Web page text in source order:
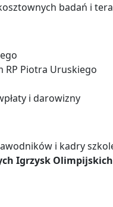
badań i
RP Piotra Uruskiego
i darowizny
i kadry
Igrzysk Olimpijskich